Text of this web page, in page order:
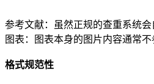
参考文献：虽然正规的查重系统
图表：图表本身的图片内容通常
格式规范性